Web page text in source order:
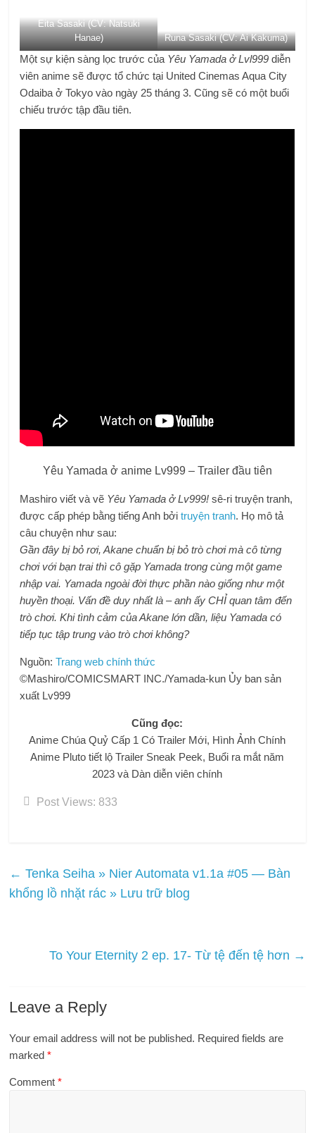
Eita Sasaki (CV: Natsuki
Hanae)
Runa Sasaki (CV: Ai Kakuma)
Một sự kiện sàng lọc trước của Yêu Yamada ở Lvl999 diễn
viên anime sẽ được tổ chức tại United Cinemas Aqua City
Odaiba ở Tokyo vào ngày 25 tháng 3. Cũng sẽ có một buổi
chiếu trước tập đầu tiên.
Yêu Yamada ở anime Lv999 – Trailer đầu tiên
Mashiro viết và vẽ Yêu Yamada ở Lv999! sê-ri truyện tranh,
được cấp phép bằng tiếng Anh bởitruyện tranh. Họ mô tả
câu chuyện như sau:
Gần đây bị bỏ rơi, Akane chuẩn bị bỏ trò chơi mà cô từng
chơi với bạn trai thì cô gặp Yamada trong cùng một game
nhập vai. Yamada ngoài đời thực phần nào giống như một
huyền thoại. Vấn đề duy nhất là – anh ấy CHỈ quan tâm đến
trò chơi. Khi tình cảm của Akane lớn dần, liệu Yamada có
tiếp tục tập trung vào trò chơi không?
Nguồn:Trang web chính thức
©Mashiro/COMICSMART INC./Yamada-kun Ủy ban sản
xuất Lv999
Cũng đọc:
Anime Chúa Quỷ Cấp 1 Có Trailer Mới, Hình Ảnh Chính
Anime Pluto tiết lộ Trailer Sneak Peek, Buổi ra mắt năm
2023 và Dàn diễn viên chính
Post Views: 833
← Tenka Seiha » Nier Automata v1.1a #05 — Bàn
khổng lồ nhặt rác » Lưu trữ blog
To Your Eternity 2 ep. 17- Từ tệ đến tệ hơn →
Leave a Reply
Your email address will not be published. Required fields are
marked*
Comment*